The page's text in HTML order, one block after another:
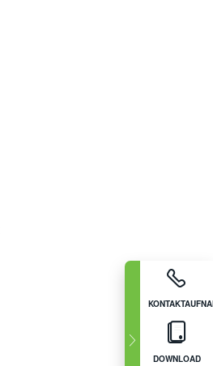
DOWNLOAD